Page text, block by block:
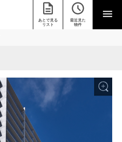
あとで見る
リスト
最近見た
物件